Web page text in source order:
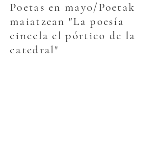
Poetas en mayo/Poetak
maiatzean "La poesía
cincela el pórtico de la
catedral"